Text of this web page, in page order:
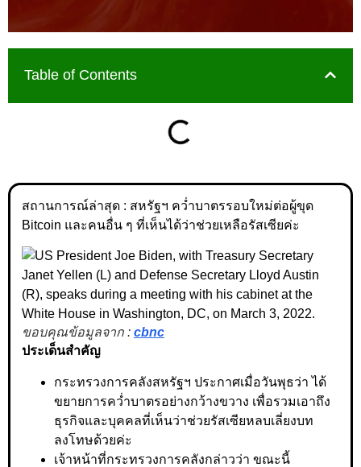
Table of Contents
สถานการณ์ล่าสุด : สหรัฐฯ คว่ำบาตรรอบใหม่ต่อผู้ขุด
Bitcoin และคนอื่น ๆ ที่เห็นได้ว่าช่วยเหลือรัสเซียค่ะ
ขอบคุณข้อมูลจาก : cbnc
ประเด็นสำคัญ
กระทรวงการคลังสหรัฐฯ ประกาศเมื่อวันพุธว่า ได้
ขยายการคว่ำบาตรอย่างกว้างขวาง เพื่อรวมเอาถึง
ธุรกิจและบุคคลที่เห็นว่าช่วยรัสเซียหลบเลี่ยงบท
ลงโทษด้วยค่ะ
เจ้าหน้าที่กระทรวงการคลังกล่าวว่า ขณะนี้